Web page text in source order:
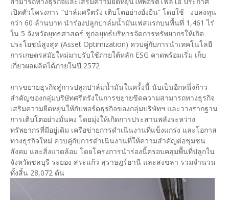
เปิดตัวโครงการ “ปาล์มศรีตรัง เติบโตอย่างยั่งยืน” โดยใช้ งบลงทุน
กว่า 60 ล้านบาท นำร่องปลูกปาล์มน้ำมันเฟสแรกบนพื้นที่ 1,461 ไร่
ใน 5 จังหวัดยุทธศาสตร์ ชูกลยุทธ์บริหารจัดการทรัพยากรให้เกิด
ประโยชน์สูงสุด (Asset Optimization) ควบคู่กับการนำเทคโนโลยี
การเกษตรสมัยใหม่มาปรับใช้ภายใต้หลัก ESG คาดพร้อมเริ่ม เก็บ
เกี่ยวผลผลิตได้ภายในปี 2572
การขยายธุรกิจสู่การปลูกปาล์มน้ำมันในครั้งนี้ นับเป็นอีกหนึ่งก้าว
สำคัญของกลุ่มบริษัทศรีตรังในการขยายขีดความสามารถทางธุรกิจ
เสริมความยืดหยุ่นให้กับพอร์ตธุรกิจของกลุ่มบริษัทฯ และวางรากฐาน
การเติบโตอย่างมั่นคง โดยมุ่งให้เกิดการประสานพลังระหว่าง
ทรัพยากรที่มีอยู่เดิม เครือข่ายการดำเนินงานที่แข็งแกร่ง และโอกาส
ทางธุรกิจใหม่ ควบคู่กับการดำเนินงานที่ให้ความสำคัญต่อชุมชน
สังคม และสิ่งแวดล้อม โดยโครงการนำร่องนี้ครอบคลุมพื้นที่ปลูกใน
จังหวัดชลบุรี ระยอง สระแก้ว สุราษฎร์ธานี และสงขลา รวมจำนวน
ทั้งสิ้น 28,072 ต้น